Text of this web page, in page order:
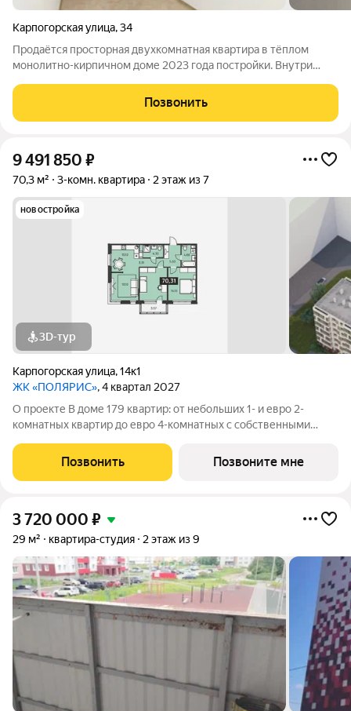
Карпогорская улица,34
Продаётся просторная двухкомнатная квартира в тёплом
монолитно-кирпичном доме 2023 года постройки. Внутри
Позвонить
9 491 850 ₽
70,3 м² 3-комн. квартира 2 этаж из 7
новостройка
3D-тур
Карпогорская улица,14к1
ЖК «ПОЛЯРИС», 4 квартал 2027
О проекте В доме 179 квартир: от небольших 1- и евро 2-
комнатных квартир до евро 4-комнатных с собственными
единую зеленую среду. Детская площадка Видеонаблюдение
Спортивная площадка
Позвонить Позвоните мне
3 720 000 ₽
29 м² квартира-студия 2 этаж из 9